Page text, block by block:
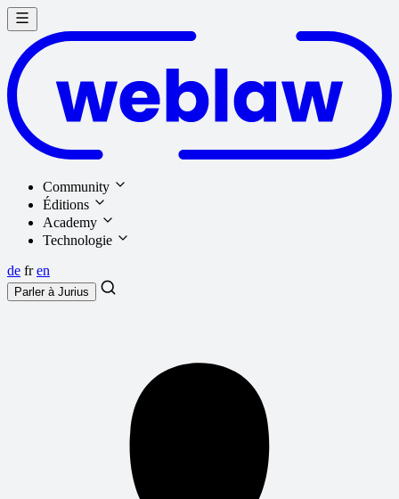
Community
Éditions
Academy
Technologie
de fr en
Parler à Jurius